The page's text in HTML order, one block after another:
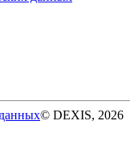
© DEXIS, 2026